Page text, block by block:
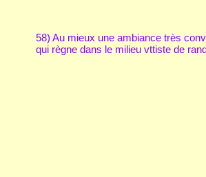
58) Au mieux une ambiance très
qui règne dans le milieu vttiste de